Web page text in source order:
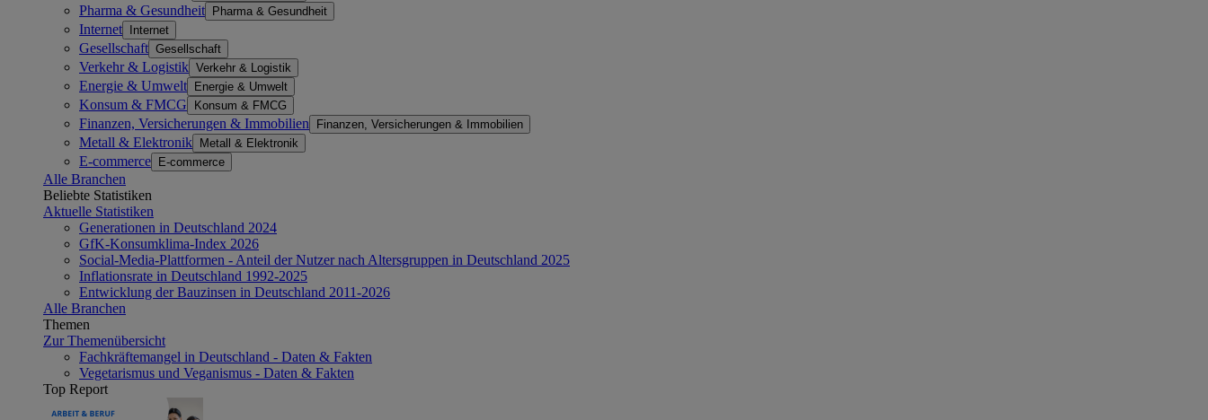
Pharma & Gesundheit Pharma & Gesundheit
Internet Internet
Gesellschaft Gesellschaft
Verkehr & Logistik Verkehr & Logistik
Energie & Umwelt Energie & Umwelt
Konsum & FMCG Konsum & FMCG
Finanzen, Versicherungen & Immobilien Finanzen, Versicherungen & Immobilien
Metall & Elektronik Metall & Elektronik
E-commerce E-commerce
Alle Branchen
Beliebte Statistiken
Aktuelle Statistiken
Generationen in Deutschland 2024
GfK-Konsumklima-Index 2026
Social-Media-Plattformen - Anteil der Nutzer nach Altersgruppen in Deutschland 2025
Inflationsrate in Deutschland 1992-2025
Entwicklung der Bauzinsen in Deutschland 2011-2026
Alle Branchen
Themen
Zur Themenübersicht
Fachkräftemangel in Deutschland - Daten & Fakten
Vegetarismus und Veganismus - Daten & Fakten
Top Report